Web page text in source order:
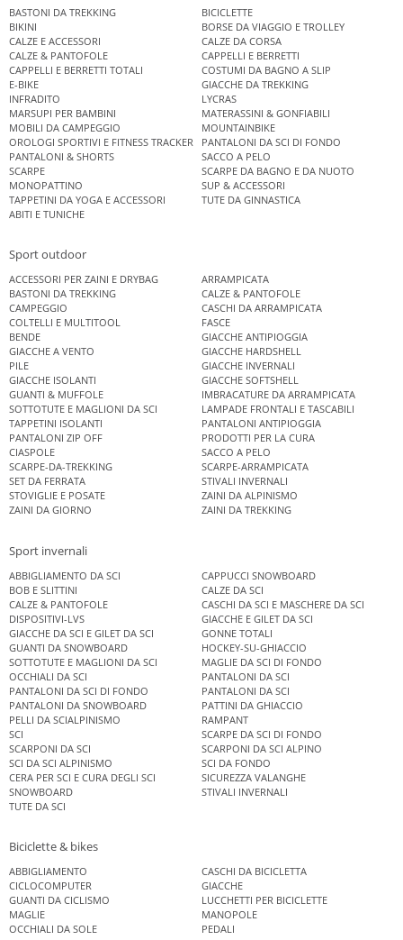
BASTONI DA TREKKING
BICICLETTE
BIKINI
BORSE DA VIAGGIO E TROLLEY
CALZE E ACCESSORI
CALZE DA CORSA
CALZE & PANTOFOLE
CAPPELLI E BERRETTI
CAPPELLI E BERRETTI TOTALI
COSTUMI DA BAGNO A SLIP
E-BIKE
GIACCHE DA TREKKING
INFRADITO
LYCRAS
MARSUPI PER BAMBINI
MATERASSINI & GONFIABILI
MOBILI DA CAMPEGGIO
MOUNTAINBIKE
OROLOGI SPORTIVI E FITNESS TRACKER
PANTALONI DA SCI DI FONDO
PANTALONI & SHORTS
SACCO A PELO
SCARPE
SCARPE DA BAGNO E DA NUOTO
MONOPATTINO
SUP & ACCESSORI
TAPPETINI DA YOGA E ACCESSORI
TUTE DA GINNASTICA
ABITI E TUNICHE
Sport outdoor
ACCESSORI PER ZAINI E DRYBAG
ARRAMPICATA
BASTONI DA TREKKING
CALZE & PANTOFOLE
CAMPEGGIO
CASCHI DA ARRAMPICATA
COLTELLI E MULTITOOL
FASCE
BENDE
GIACCHE ANTIPIOGGIA
GIACCHE A VENTO
GIACCHE HARDSHELL
PILE
GIACCHE INVERNALI
GIACCHE ISOLANTI
GIACCHE SOFTSHELL
GUANTI & MUFFOLE
IMBRACATURE DA ARRAMPICATA
SOTTOTUTE E MAGLIONI DA SCI
LAMPADE FRONTALI E TASCABILI
TAPPETINI ISOLANTI
PANTALONI ANTIPIOGGIA
PANTALONI ZIP OFF
PRODOTTI PER LA CURA
CIASPOLE
SACCO A PELO
SCARPE-DA-TREKKING
SCARPE-ARRAMPICATA
SET DA FERRATA
STIVALI INVERNALI
STOVIGLIE E POSATE
ZAINI DA ALPINISMO
ZAINI DA GIORNO
ZAINI DA TREKKING
Sport invernali
ABBIGLIAMENTO DA SCI
CAPPUCCI SNOWBOARD
BOB E SLITTINI
CALZE DA SCI
CALZE & PANTOFOLE
CASCHI DA SCI E MASCHERE DA SCI
DISPOSITIVI-LVS
GIACCHE E GILET DA SCI
GIACCHE DA SCI E GILET DA SCI
GONNE TOTALI
GUANTI DA SNOWBOARD
HOCKEY-SU-GHIACCIO
SOTTOTUTE E MAGLIONI DA SCI
MAGLIE DA SCI DI FONDO
OCCHIALI DA SCI
PANTALONI DA SCI
PANTALONI DA SCI DI FONDO
PANTALONI DA SCI
PANTALONI DA SNOWBOARD
PATTINI DA GHIACCIO
PELLI DA SCIALPINISMO
RAMPANT
SCI
SCARPE DA SCI DI FONDO
SCARPONI DA SCI
SCARPONI DA SCI ALPINO
SCI DA SCI ALPINISMO
SCI DA FONDO
CERA PER SCI E CURA DEGLI SCI
SICUREZZA VALANGHE
SNOWBOARD
STIVALI INVERNALI
TUTE DA SCI
Biciclette & bikes
ABBIGLIAMENTO
CASCHI DA BICICLETTA
CICLOCOMPUTER
GIACCHE
GUANTI DA CICLISMO
LUCCHETTI PER BICICLETTE
MAGLIE
MANOPOLE
OCCHIALI DA SOLE
PEDALI